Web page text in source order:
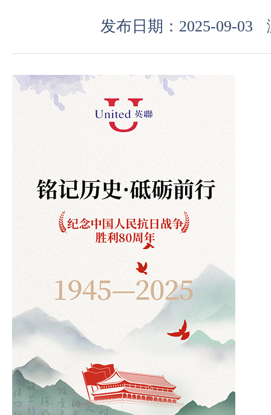
发布日期：2025-09-03